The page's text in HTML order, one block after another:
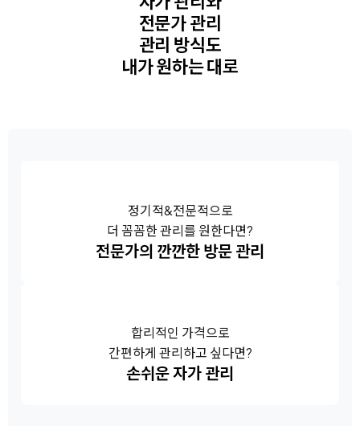
전문가 관리
관리 방식도
내가 원하는 대로
정기적&전문적으로
더 꼼꼼한 관리를 원한다면?
전문가의 깐깐한 방문 관리
합리적인 가격으로
간편하게 관리하고 싶다면?
손쉬운 자가 관리